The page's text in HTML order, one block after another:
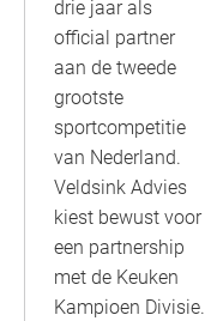
drie jaar als
official partner
aan de tweede
grootste
sportcompetitie
van Nederland.
Veldsink Advies
kiest bewust voor
een partnership
met de Keuken
Kampioen Divisie.